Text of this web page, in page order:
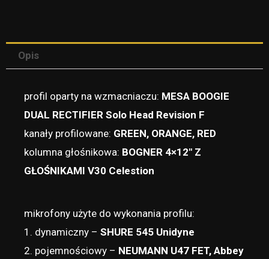
V2
Opis
profil oparty na wzmacniaczu: MESA BOOGIE
DUAL RECTIFIER Solo Head Revision F
kanały profilowane: GREEN, ORANGE, RED
kolumna głośnikowa: BOGNER 4×12″ Z
GŁOŚNIKAMI V30 Celestion
mikrofony użyte do wykonania profilu:
1. dynamiczny – SHURE 545 Unidyne
2. pojemnościowy – NEUMANN U47 FET, Abbey